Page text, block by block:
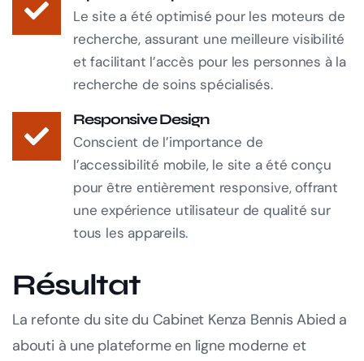
Le site a été optimisé pour les moteurs de
recherche, assurant une meilleure visibilité
et facilitant l’accès pour les personnes à la
recherche de soins spécialisés.
Responsive Design
Conscient de l’importance de
l’accessibilité mobile, le site a été conçu
pour être entièrement responsive, offrant
une expérience utilisateur de qualité sur
tous les appareils.
Résultat
La refonte du site du Cabinet Kenza Bennis Abied a
abouti à une plateforme en ligne moderne et